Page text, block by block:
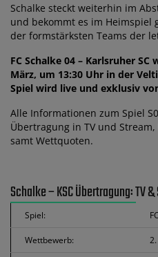
Schalke steckt weiterhin im
und bekommt es im Heimspiel
der formstärksten Teams der
FC Schalke 04 – Karlsruher
März, um 13:30 Uhr in der
Spiel wird live und exklusiv
Alle Informationen zum Spiel
Übertragung in TV und
samt Wettquoten.
Schalke – KSC Übertragung: TV
Spiel:
Wettbewerb: